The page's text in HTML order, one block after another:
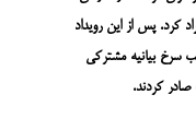
کرد. پس از این رویداد
سرخ بیانیه مشترکی
صادر کردند.